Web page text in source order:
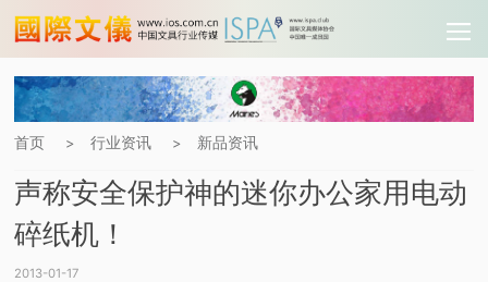
首页 > 行业资讯 > 新品资讯
声称安全保护神的迷你办公家用电动
碎纸机！
2013-01-17